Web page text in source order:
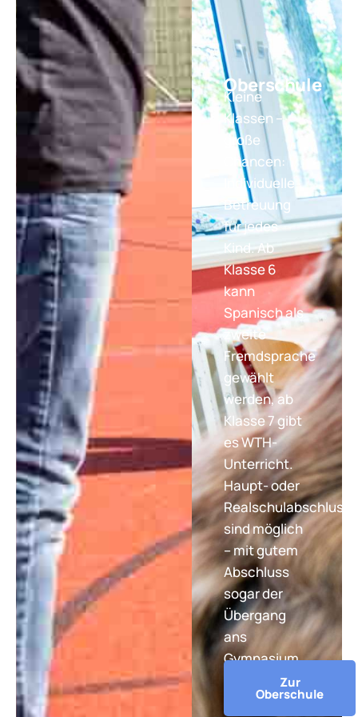
Oberschule
Kleine
Klassen –
große
Chancen:
Individuelle
Betreuung
für jedes
Kind. Ab
Klasse 6
kann
Spanisch als
zweite
Fremdsprache
gewählt
werden, ab
Klasse 7 gibt
es WTH-
Unterricht.
Haupt- oder
Realschulabschluss
sind möglich
– mit gutem
Abschluss
sogar der
Übergang
ans
Gymnasium.
Zur
Oberschule